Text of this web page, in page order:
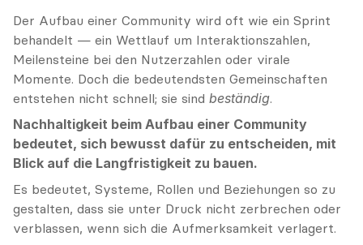
Der Aufbau einer Community wird oft wie ein Sprint
behandelt — ein Wettlauf um Interaktionszahlen,
Meilensteine bei den Nutzerzahlen oder virale
Momente. Doch die bedeutendsten Gemeinschaften
entstehen nicht schnell; sie sind beständig.
Nachhaltigkeit beim Aufbau einer Community
bedeutet, sich bewusst dafür zu entscheiden, mit
Blick auf die Langfristigkeit zu bauen.
Es bedeutet, Systeme, Rollen und Beziehungen so zu
gestalten, dass sie unter Druck nicht zerbrechen oder
verblassen, wenn sich die Aufmerksamkeit verlagert.